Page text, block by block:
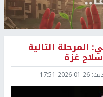
المرحلة التالية
غزة
2026-01-26 17:51